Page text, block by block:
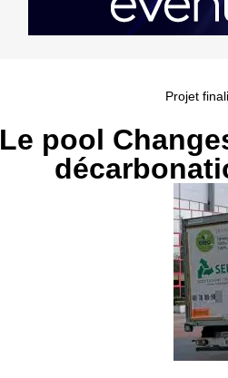
Projet
Le pool